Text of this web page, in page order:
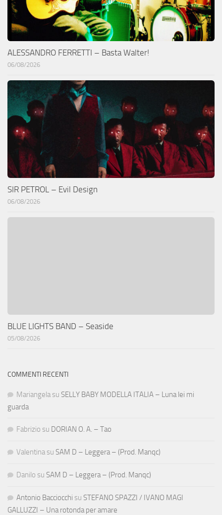
ALESSANDRO FERRETTI – Basta Walter!
06/08/2026
SIR PETROL – Evil Design
06/08/2026
BLUE LIGHTS BAND – Seaside
05/08/2026
COMMENTI RECENTI
Mariangela su SELLY BABY MODELLA ITALIA – Luna lei mi
guarda
Fabrizio su DORIAN O. A. – Tao
Valentina su SAM D – Leggera – (Prod. Manqc)
Danilo su SAM D – Leggera – (Prod. Manqc)
Antonio Bacciocchi su STEFANO SPAZZI / IVANO MAGI
GALLUZZI – Una rotonda per amare